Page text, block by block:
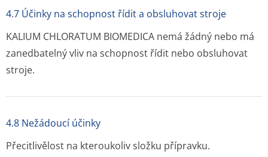
4.7 Účinky na schopnost řídit a obsluhovat stroje
KALIUM CHLORATUM BIOMEDICA nemá žádný nebo má
zanedbatelný vliv na schopnost řídit nebo obsluhovat
stroje.
4.8 Nežádoucí účinky
Přecitlivělost na kteroukoliv složku přípravku.